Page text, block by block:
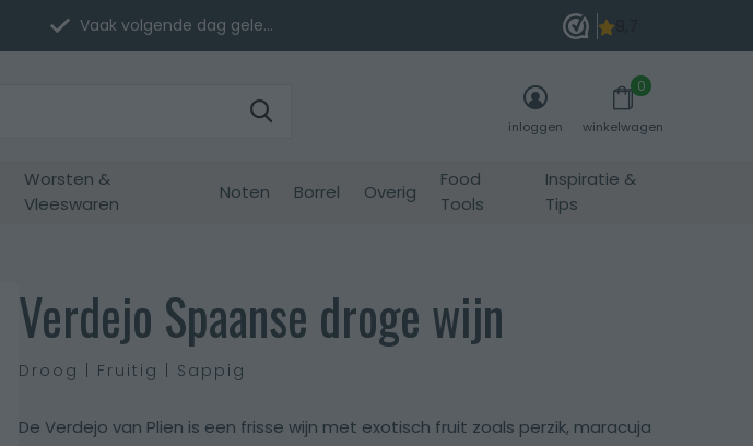
Worsten &
Vleeswaren
Noten Borrel Overig
Food
Tools
Inspiratie &
Tips
inloggen winkelwagen
0
Vaak volgende dag geleverd
Verdejo Spaanse droge wijn
Droog | Fruitig | Sappig
De Verdejo van Plien is een frisse wijn met exotisch fruit zoals perzik, maracuja